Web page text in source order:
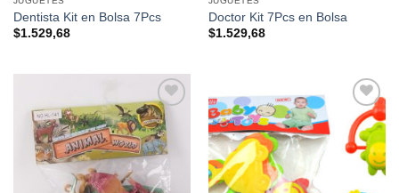
Dentista Kit en Bolsa 7Pcs
$1.529,68
Doctor Kit 7Pcs en Bolsa
$1.529,68
Añadir a
favoritos
Añadir a
favoritos